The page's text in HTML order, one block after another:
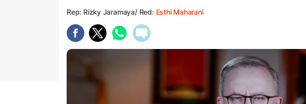
Rep: Rizky Jaramaya/ Red: Esthi Maharani